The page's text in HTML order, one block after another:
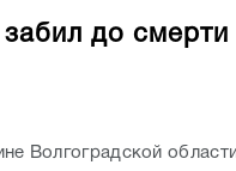
до
Волгоградской